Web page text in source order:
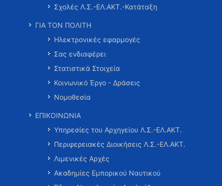
Σχολές Λ.Σ.-ΕΛ.ΑΚΤ.-Κατάταξη
ΓΙΑ ΤΟΝ ΠΟΛΙΤΗ
Ηλεκτρονικές εφαρμογές
Σας ενδιαφέρει
Στατιστικά Στοιχεία
Κοινωνικό Έργο - Δράσεις
Νομοθεσία
ΕΠΙΚΟΙΝΩΝΙΑ
Υπηρεσίες του Αρχηγείου Λ.Σ.-ΕΛ.ΑΚΤ.
Περιφερειακές Διοικήσεις Λ.Σ.-ΕΛ.ΑΚΤ.
Λιμενικές Αρχές
Ακαδημίες Εμπορικού Ναυτικού